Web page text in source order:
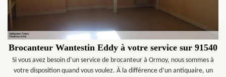
Brocanteur Wantestin Eddy à votre service sur 91540
Si vous avez besoin d’un service de brocanteur à Ormoy, nous sommes à
votre disposition quand vous voulez. À la différence d’un antiquaire, un